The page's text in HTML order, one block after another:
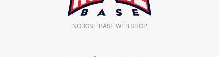
NOBOSE BASE WEB SHOP